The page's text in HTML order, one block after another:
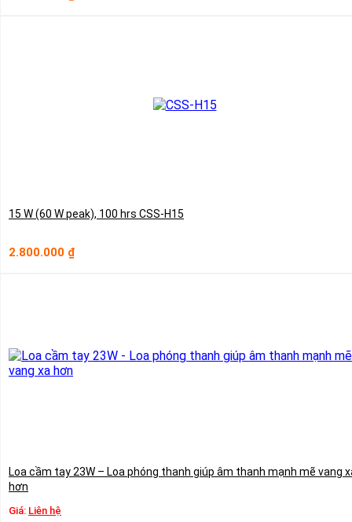
15 W (60 W peak), 100 hrs CSS-H15
2.800.000 ₫
Loa cầm tay 23W – Loa phóng thanh giúp âm thanh mạnh mẽ vang
hơn
Giá: Liên hệ